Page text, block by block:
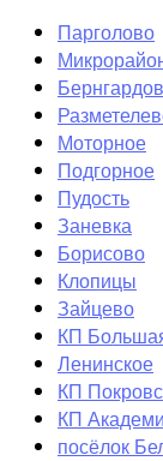
Парголово
Моторное
Подгорное
Пудость
Заневка
Борисово
Клопицы
Зайцево
КП
Ленинское
КП
КП
посёлок